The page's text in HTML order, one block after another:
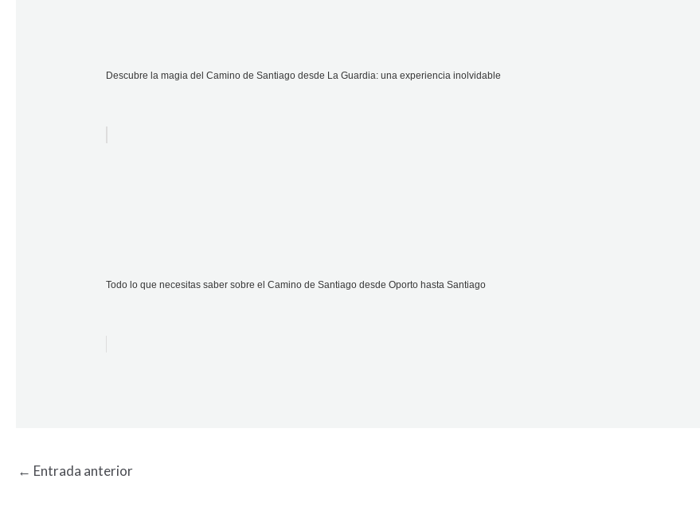
Descubre la magia del Camino de Santiago desde La Guardia: una experiencia inolvidable
Todo lo que necesitas saber sobre el Camino de Santiago desde Oporto hasta Santiago
← Entrada anterior